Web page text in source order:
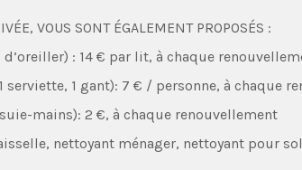
VOUS SONT ÉGALEMENT PROPOSÉS :
: 14 € par lit, à chaque
1 gant): 7 € / personne, à chaque
mains): 2 €, à chaque renouvellement
nettoyant ménager, nettoyant pour